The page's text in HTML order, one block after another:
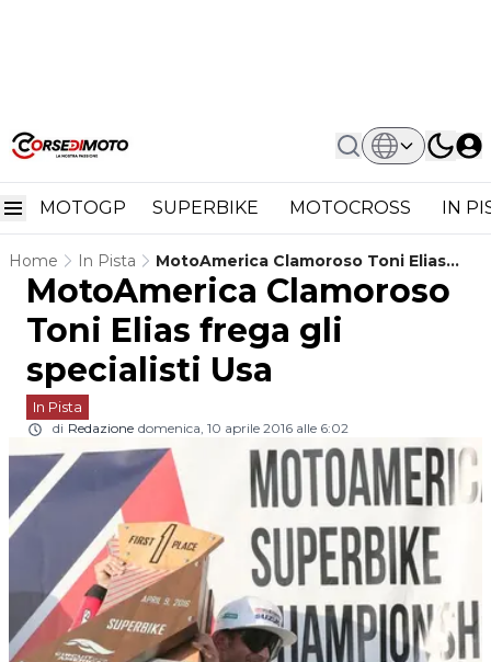
MOTOGP SUPERBIKE MOTOCROSS IN
Home In Pista
MotoAmerica Clamoroso Toni Elias
Frega Gli Specialisti Usa
MotoAmerica Clamoroso
Toni Elias frega gli
specialisti Usa
In Pista
di Redazione domenica, 10 aprile 2016 alle 6:02